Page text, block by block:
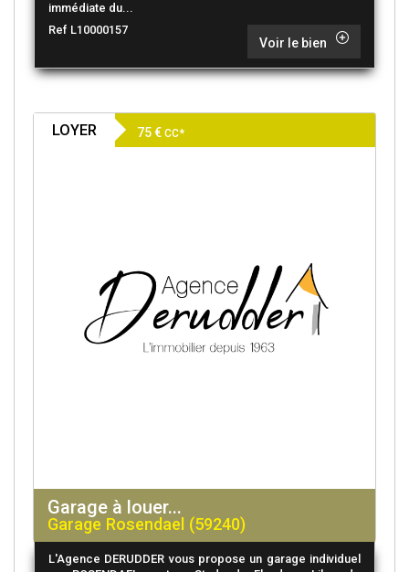
immédiate du...
Ref L10000157
Voir le bien
LOYER 75 € CC*
Garage à louer...
Garage Rosendael (59240)
L'Agence DERUDDER vous propose un garage individuel